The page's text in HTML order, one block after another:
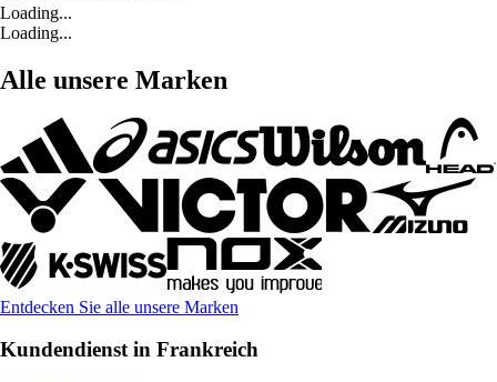
Loading...
Loading...
Alle unsere Marken
Entdecken Sie alle unsere Marken
Kundendienst in Frankreich